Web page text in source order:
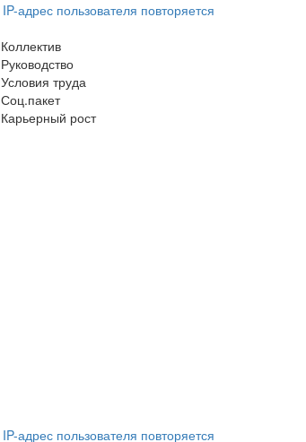
IP-адрес пользователя повторяется
Коллектив
Руководство
Условия труда
Соц.пакет
Карьерный рост
IP-адрес пользователя повторяется